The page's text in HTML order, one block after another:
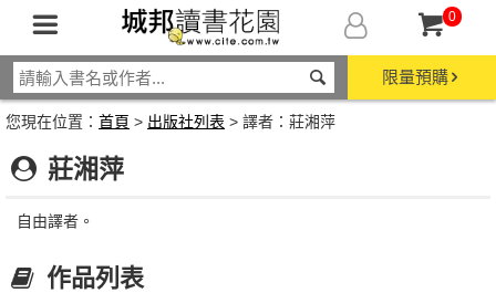
0
限量預購
您現在位置： 首頁 > 出版社列表 > 譯者：莊湘萍
莊湘萍
自由譯者。
作品列表